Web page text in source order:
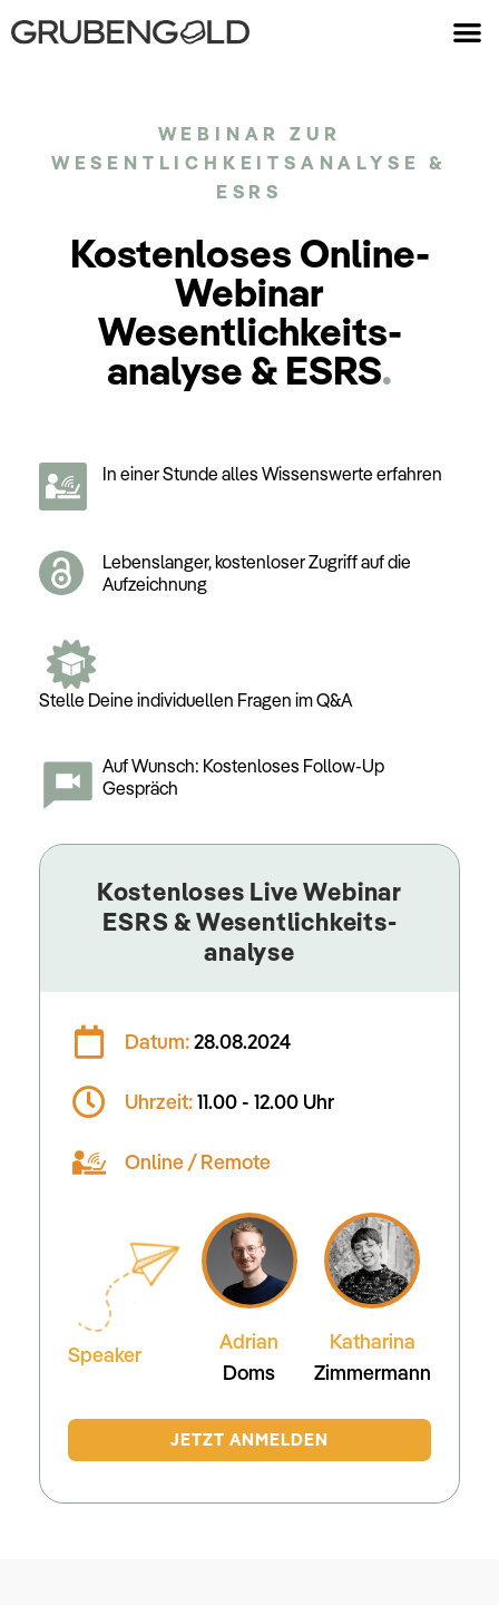
WEBINAR ZUR
WESENTLICHKEITSANALYSE &
ESRS
Kostenloses Online-
Webinar
Wesentlichkeits­
analyse & ESRS.
In einer Stunde alles Wissenswerte erfahren
Lebenslanger, kostenloser Zugriff auf die
Aufzeichnung
Stelle Deine individuellen Fragen im Q&A
Auf Wunsch: Kostenloses Follow-Up
Gespräch
Kostenloses Live Webinar
ESRS & Wesentlichkeits­
analyse
Datum:28.08.2024
Uhrzeit:11.00 - 12.00 Uhr
Online / Remote
Speaker
Adrian
Doms
Katharina
Zimmer­mann
JETZT ANMELDEN